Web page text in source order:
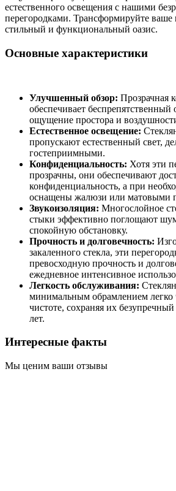
естественного освещения с нашими
перегородками. Трансформируйте
стильный и функциональный оазис.
Основные характеристики
Улучшенный обзор: Прозрачная
обеспечивает беспрепятственный
ощущение простора и
Естественное освещение:
пропускают естественный свет,
гостеприимными.
Конфиденциальность: Хотя эти
прозрачны, они обеспечивают
конфиденциальность, а при
оснащены жалюзи или матовыми
Звукоизоляция: Многослойное
стыки эффективно поглощают
спокойную обстановку.
Прочность и долговечность:
закаленного стекла, эти
превосходную прочность и
ежедневное интенсивное
Легкость обслуживания:
минимальным обрамлением легко
чистоте, сохраняя их
лет.
Интересные факты
Мы ценим ваши отзывы